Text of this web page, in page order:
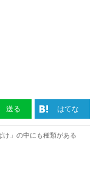
送る はてな
」の中にも種類がある